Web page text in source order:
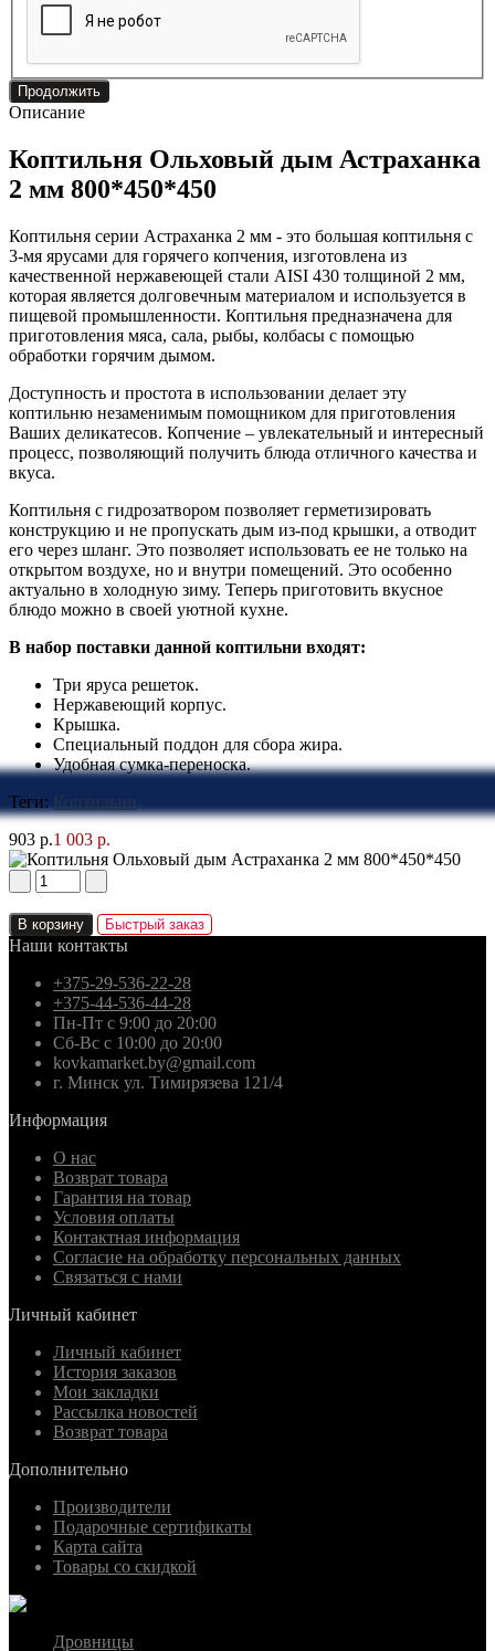
Продолжить
Описание
Коптильня Ольховый дым Астраханка
2 мм 800*450*450
Коптильня серии Астраханка 2 мм - это большая коптильня с
3-мя ярусами для горячего копчения, изготовлена из
качественной нержавеющей стали AISI 430 толщиной 2 мм,
которая является долговечным материалом и используется в
пищевой промышленности. Коптильня предназначена для
приготовления мяса, сала, рыбы, колбасы с помощью
обработки горячим дымом.
Доступность и простота в использовании делает эту
коптильню незаменимым помощником для приготовления
Ваших деликатесов. Копчение – увлекательный и интересный
процесс, позволяющий получить блюда отличного качества и
вкуса.
Коптильня с гидрозатвором позволяет герметизировать
конструкцию и не пропускать дым из-под крышки, а отводит
его через шланг. Это позволяет использовать ее не только на
открытом воздухе, но и внутри помещений. Это особенно
актуально в холодную зиму. Теперь приготовить вкусное
блюдо можно в своей уютной кухне.
В набор поставки данной коптильни входят:
Три яруса решеток.
Нержавеющий корпус.
Крышка.
Специальный поддон для сбора жира.
Удобная сумка-переноска.
Теги: Коптильни
903 р.1 003 р.
В корзину Быстрый заказ
Наши контакты
+375-29-536-22-28
+375-44-536-44-28
Пн-Пт с 9:00 до 20:00
Сб-Вс с 10:00 до 20:00
kovkamarket.by@gmail.com
г. Минск ул. Тимирязева 121/4
Информация
О нас
Возврат товара
Гарантия на товар
Условия оплаты
Контактная информация
Согласие на обработку персональных данных
Связаться с нами
Личный кабинет
Личный кабинет
История заказов
Мои закладки
Рассылка новостей
Возврат товара
Дополнительно
Производители
Подарочные сертификаты
Карта сайта
Товары со скидкой
Дровницы